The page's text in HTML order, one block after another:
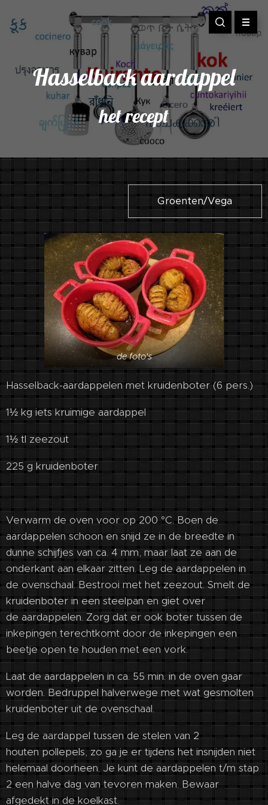
Hasselback aardappel
het recept
Groenten/Vega
de foto's
Hasselback-aardappelen met kruidenboter (6 pers.)
1½ kg iets kruimige aardappel
1½ tl zeezout
225 g kruidenboter
Verwarm de oven voor op 200 °C. Boen de
aardappelen schoon en snijd ze in de breedte in
dunne schijfjes van ca. 4 mm, maar laat ze aan de
onderkant aan elkaar zitten. Leg de aardappelen in
de ovenschaal. Bestrooi met het zeezout. Smelt de
kruidenboter in een steelpan en giet over
de aardappelen. Zorg dat er ook boter tussen de
inkepingen terechtkomt door de inkepingen een
beetje open te houden met een vork.
Laat de aardappelen in ca. 55 min. in de oven gaar
worden. Bedruppel halverwege met wat gesmolten
kruidenboter uit de ovenschaal.
Leg de aardappel tussen de stelen van 2
houten pollepels, zo ga je er tijdens het insnijden niet
helemaal doorheen. Je kunt de aardappelen t/m stap
2 een halve dag van tevoren maken. Bewaar
afgedekt in de koelkast.